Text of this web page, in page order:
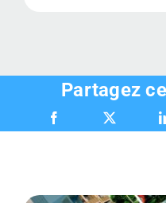
Partagez